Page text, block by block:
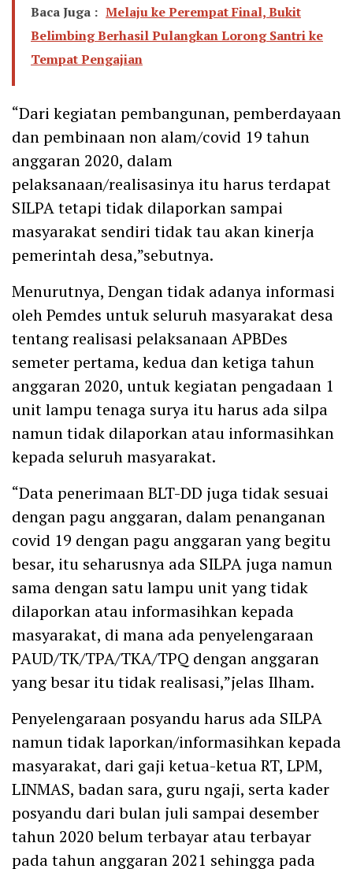
Baca Juga : Melaju ke Perempat Final, Bukit
Belimbing Berhasil Pulangkan Lorong Santri ke
Tempat Pengajian
“Dari kegiatan pembangunan, pemberdayaan
dan pembinaan non alam/covid 19 tahun
anggaran 2020, dalam
pelaksanaan/realisasinya itu harus terdapat
SILPA tetapi tidak dilaporkan sampai
masyarakat sendiri tidak tau akan kinerja
pemerintah desa,”sebutnya.
Menurutnya, Dengan tidak adanya informasi
oleh Pemdes untuk seluruh masyarakat desa
tentang realisasi pelaksanaan APBDes
semeter pertama, kedua dan ketiga tahun
anggaran 2020, untuk kegiatan pengadaan 1
unit lampu tenaga surya itu harus ada silpa
namun tidak dilaporkan atau informasihkan
kepada seluruh masyarakat.
“Data penerimaan BLT-DD juga tidak sesuai
dengan pagu anggaran, dalam penanganan
covid 19 dengan pagu anggaran yang begitu
besar, itu seharusnya ada SILPA juga namun
sama dengan satu lampu unit yang tidak
dilaporkan atau informasihkan kepada
masyarakat, di mana ada penyelengaraan
PAUD/TK/TPA/TKA/TPQ dengan anggaran
yang besar itu tidak realisasi,”jelas Ilham.
Penyelengaraan posyandu harus ada SILPA
namun tidak laporkan/informasihkan kepada
masyarakat, dari gaji ketua-ketua RT, LPM,
LINMAS, badan sara, guru ngaji, serta kader
posyandu dari bulan juli sampai desember
tahun 2020 belum terbayar atau terbayar
pada tahun anggaran 2021 sehingga pada